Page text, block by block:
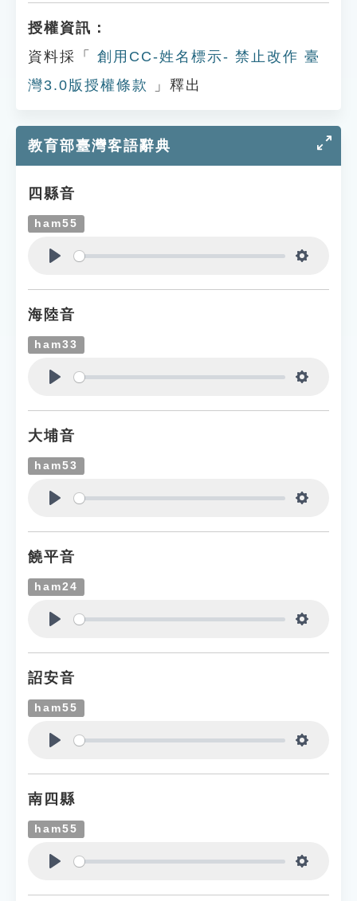
授權資訊：
資料採「
創用CC-姓名標示- 禁止改作 臺
灣3.0版授權條款
」釋出
教育部臺灣客語辭典
四縣音
ham55
海陸音
ham33
大埔音
ham53
饒平音
ham24
詔安音
ham55
南四縣
ham55